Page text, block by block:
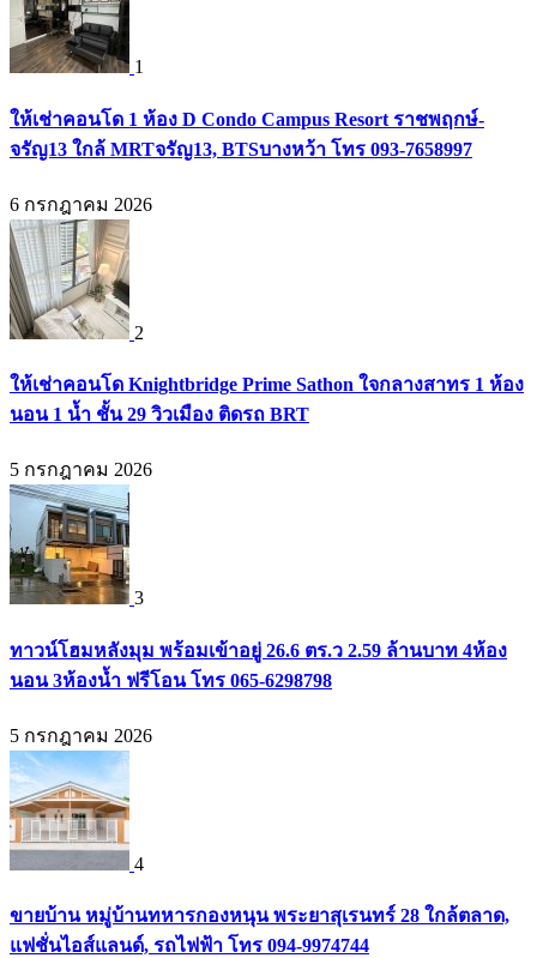
1
ให้เช่าคอนโด 1 ห้อง D Condo Campus Resort ราชพฤกษ์-
จรัญ13 ใกล้ MRTจรัญ13, BTSบางหว้า โทร 093-7658997
6 กรกฎาคม 2026
2
ให้เช่าคอนโด Knightbridge Prime Sathon ใจกลางสาทร 1 ห้อง
นอน 1 น้ำ ชั้น 29 วิวเมือง ติดรถ BRT
5 กรกฎาคม 2026
3
ทาวน์โฮมหลังมุม พร้อมเข้าอยู่ 26.6 ตร.ว 2.59 ล้านบาท 4ห้อง
นอน 3ห้องน้ำ ฟรีโอน โทร 065-6298798
5 กรกฎาคม 2026
4
ขายบ้าน หมู่บ้านทหารกองหนุน พระยาสุเรนทร์ 28 ใกล้ตลาด,
แฟชั่นไอส์แลนด์, รถไฟฟ้า โทร 094-9974744